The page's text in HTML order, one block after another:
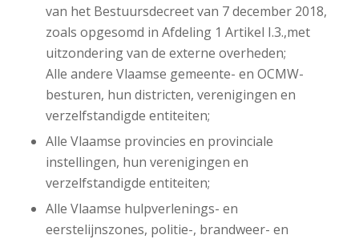
van het Bestuursdecreet van 7 december 2018,
zoals opgesomd in Afdeling 1 Artikel I.3.,met
uitzondering van de externe overheden;
Alle andere Vlaamse gemeente- en OCMW-
besturen, hun districten, verenigingen en
verzelfstandigde entiteiten;
Alle Vlaamse provincies en provinciale
instellingen, hun verenigingen en
verzelfstandigde entiteiten;
Alle Vlaamse hulpverlenings- en
eerstelijnszones, politie-, brandweer- en